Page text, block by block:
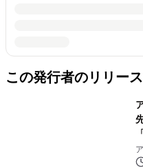
この発行者のリリース